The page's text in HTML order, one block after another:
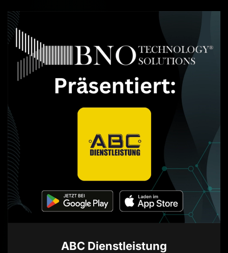
ABC Dienstleistung